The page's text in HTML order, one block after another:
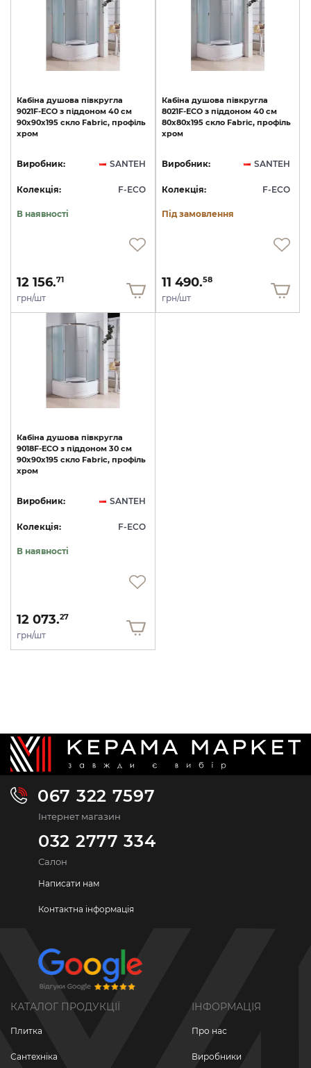
Кабіна душова півкругла
9021F-ECO з піддоном 40 см
90х90х195 скло Fabric, профіль
хром
Виробник: SANTEH
Колекція: F-ECO
В наявності
12 156.71
грн/шт
Кабіна душова півкругла
8021F-ECO з піддоном 40 см
80х80х195 скло Fabric, профіль
хром
Виробник: SANTEH
Колекція: F-ECO
Під замовлення
11 490.58
грн/шт
Кабіна душова півкругла
9018F-ECO з піддоном 30 см
90х90х195 скло Fabric, профіль
хром
Виробник: SANTEH
Колекція: F-ECO
В наявності
12 073.27
грн/шт
067 322 7597
Інтернет магазин
032 2777 334
Салон
Написати нам
Контактна інформація
КАТАЛОГ ПРОДУКЦІЇ
Плитка
Сантехніка
ІНФОРМАЦІЯ
Про нас
Виробники